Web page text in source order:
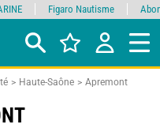
Haute-Saône Apremont
Figaro Nautisme